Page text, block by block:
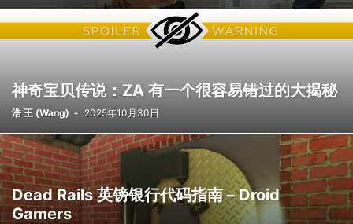
神奇宝贝传说：ZA 有一个很容易错过的大揭秘
浩 王 (Wang) - 2025年10月30日
Dead Rails 英镑银行代码指南 – Droid
Gamers